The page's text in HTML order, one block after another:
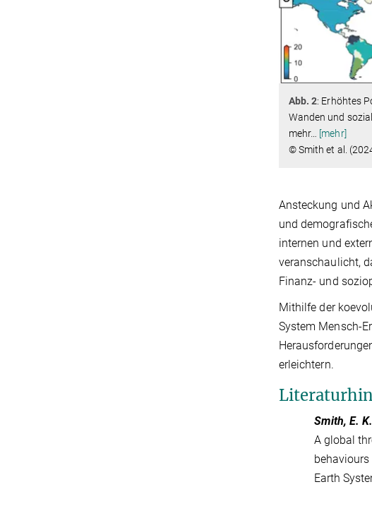
Abb. 2: Erhöhtes
Wanden und
mehr… [mehr]
© Smith et al.
Ansteckung und
und
internen und
veranschaulicht,
Finanz- und
Mithilfe der
System Mensch-
erleichtern.
Smith, E.
A global
Earth